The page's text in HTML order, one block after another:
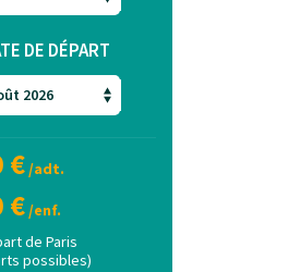
DE DÉPART
€ /adt.
€ /enf.
de Paris
possibles)